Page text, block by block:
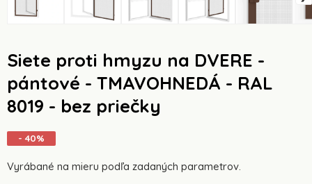
Siete proti hmyzu na DVERE -
pántové - TMAVOHNEDÁ - RAL
8019 - bez priečky
- 40%
Vyrábané na mieru podľa zadaných parametrov.